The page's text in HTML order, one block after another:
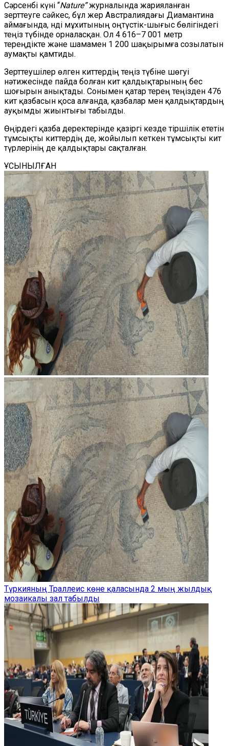
Сәрсенбі күні “Nature”журналында жарияланған
зерттеуге сәйкес, бұл жер Австралиядағы Диамантина
аймағында, Үнді мұхитының оңтүстік-шығыс бөлігіндегі
теңіз түбінде орналасқан. Ол 4 616–7 001 метр
тереңдікте және шамамен 1 200 шақырымға созылатын
аумақты қамтиды.
Зерттеушілер өлген киттердің теңіз түбіне шөгуі
нәтижесінде пайда болған кит қалдықтарының бес
шоғырын анықтады. Сонымен қатар терең теңізден 476
кит қазбасын қоса алғанда, қазбалар мен қалдықтардың
ауқымды жиынтығы табылды.
Өңірдегі қазба деректерінде қазіргі кезде тіршілік ететін
тұмсықты киттердің де, жойылып кеткен тұмсықты кит
түрлерінің де қалдықтары сақталған.
ҰСЫНЫЛҒАН
Түркияның Траллеис көне қаласында 2 мың жылдық
мозаикалы зал табылды